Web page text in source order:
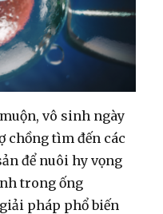
vô sinh ngày
chồng tìm đến các
để nuôi hy vọng
trong ống
pháp phổ biến